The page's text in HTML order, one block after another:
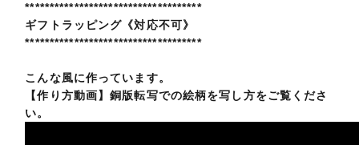
************************************
ギフトラッピング《対応不可》
************************************
こんな風に作っています。
【作り方動画】銅版転写での絵柄を写し方をご覧くださ
い。